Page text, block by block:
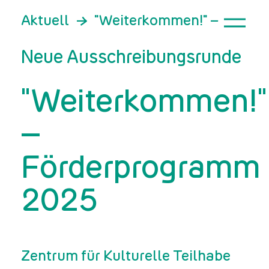
Aktuell "Weiterkommen!" –
Neue Ausschreibungsrunde
"Weiterkommen!"
–
Förderprogramm
2025
Zentrum für Kulturelle Teilhabe